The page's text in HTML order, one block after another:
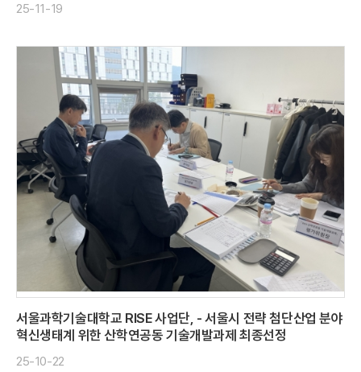
25-11-19
서울과학기술대학교 RISE 사업단, - 서울시 전략 첨단산업 분야
혁신생태계 위한 산학연공동 기술개발과제 최종선정
25-10-22